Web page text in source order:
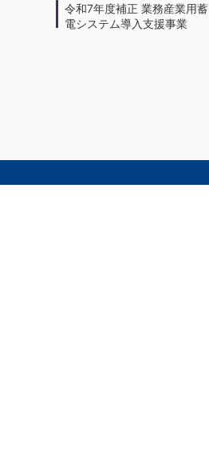
令和7年度補正 業務産業用蓄
電システム導入支援事業